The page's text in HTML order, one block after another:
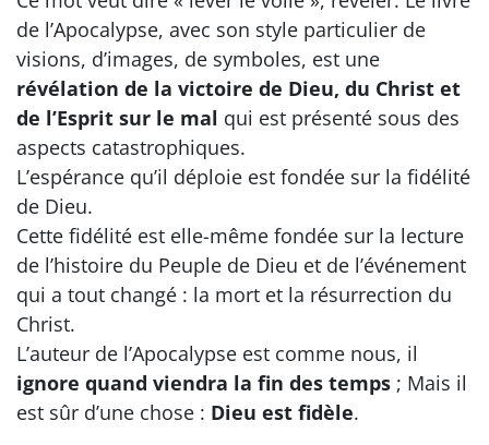
de l’Apocalypse, avec son style particulier de
visions, d’images, de symboles, est une
révélation de la victoire de Dieu, du Christ et
de l’Esprit sur le mal qui est présenté sous des
aspects catastrophiques.
L’espérance qu’il déploie est fondée sur la fidélité
de Dieu.
Cette fidélité est elle-même fondée sur la lecture
de l’histoire du Peuple de Dieu et de l’événement
qui a tout changé : la mort et la résurrection du
Christ.
L’auteur de l’Apocalypse est comme nous, il
ignore quand viendra la fin des temps ; Mais il
est sûr d’une chose : Dieu est fidèle.